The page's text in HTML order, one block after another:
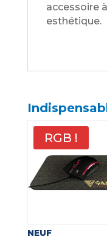
accessoire
esthétique.
RGB !
NEUF